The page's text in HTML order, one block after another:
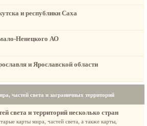
и республики Саха
Ненецкого АО
и Ярославской области
частей света и заграничных территорий
света и территорий несколько стран
карты мира, частей света, а также карты,